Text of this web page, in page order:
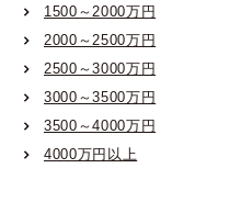
大阪市営御堂筋線
大阪市営谷町線
大阪市営四つ橋線
大阪市営中央線
1500～2000万円
2000～2500万円
2500～3000万円
3000～3500万円
3500～4000万円
4000万円以上